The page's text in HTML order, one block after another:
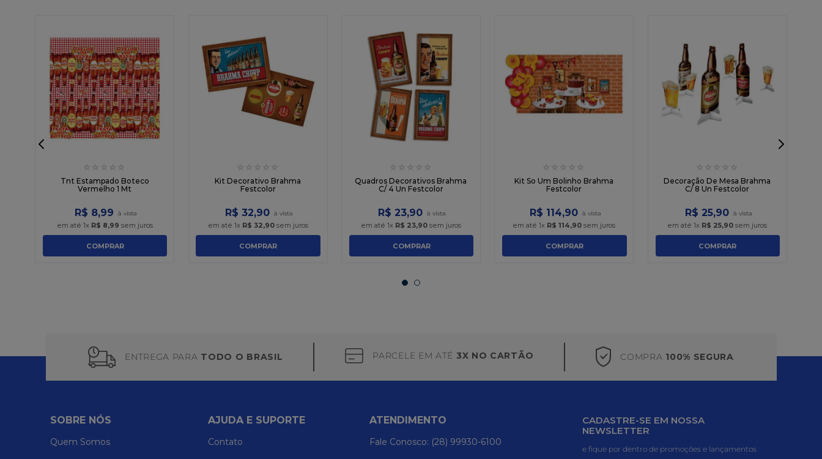
☆ ☆ ☆ ☆ ☆
Tnt Estampado Boteco
Vermelho 1 Mt
R$ 8,99
em até 1x R$ 8,99 sem juros
COMPRAR
☆ ☆ ☆ ☆ ☆
Kit Decorativo Brahma
Festcolor
R$ 32,90
em até 1x R$ 32,90sem juros
COMPRAR
☆ ☆ ☆ ☆ ☆
Quadros Decorativos Brahma
C/ 4 Un Festcolor
R$ 23,90
em até 1x R$ 23,90sem juros
COMPRAR
☆ ☆ ☆ ☆ ☆
Kit So Um Bolinho Brahma
Festcolor
R$ 114,90
em até1x R$ 114,90 sem juros
COMPRAR
☆ ☆ ☆ ☆ ☆
Decoração De Mesa Brahma
C/ 8 Un Festcolor
R$ 25,90
em até1x R$ 25,90 sem juros
COMPRAR
ENTREGA PARA TODO O BRASIL PARCELE EM ATÉ 3X NO CARTÃO COMPRA 100% SEGURA
SOBRE NÓS
Quem Somos
AJUDA E SUPORTE
Contato
ATENDIMENTO
Fale Conosco: (28) 99930-6100
CADASTRE-SE EM NOSSA
NEWSLETTER
e fique por dentro de promoções e lançamentos